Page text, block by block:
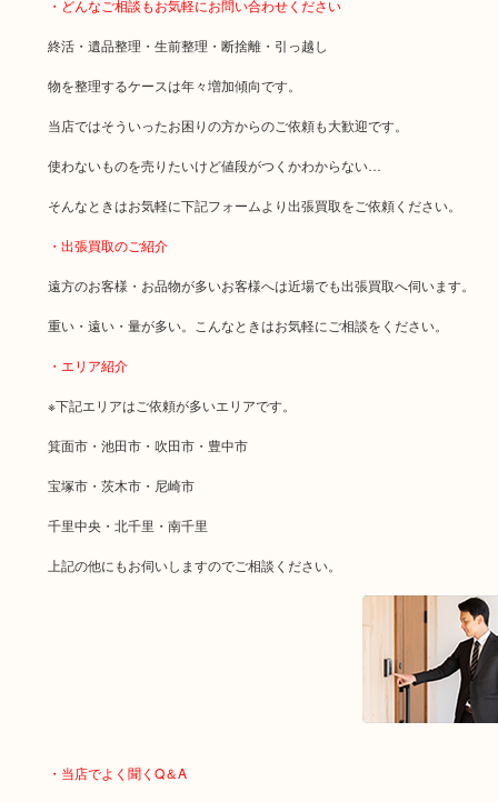
・どんなご相談もお気軽にお問い合わせください
終活・遺品整理・生前整理・断捨離・引っ越し
物を整理するケースは年々増加傾向です。
当店ではそういったお困りの方からのご依頼も大歓迎です。
使わないものを売りたいけど値段がつくかわからない…
そんなときはお気軽に下記フォームより出張買取をご依頼ください。
・出張買取のご紹介
遠方のお客様・お品物が多いお客様へは近場でも出張買取へ伺います。
重い・遠い・量が多い。こんなときはお気軽にご相談をください。
・エリア紹介
※下記エリアはご依頼が多いエリアです。
箕面市・池田市・吹田市・豊中市
宝塚市・茨木市・尼崎市
千里中央・北千里・南千里
上記の他にもお伺いしますのでご相談ください。
・当店でよく聞くQ＆A